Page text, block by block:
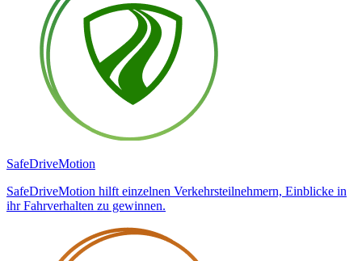
SafeDriveMotion
SafeDriveMotion hilft einzelnen Verkehrsteilnehmern, Einblicke in
ihr Fahrverhalten zu gewinnen.